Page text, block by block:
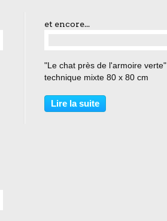
et encore...
"Le chat près de l'armoire verte"
technique mixte 80 x 80 cm
Lire la suite